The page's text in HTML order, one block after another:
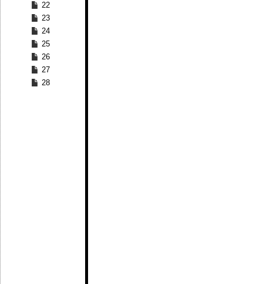
22
23
24
25
26
27
28